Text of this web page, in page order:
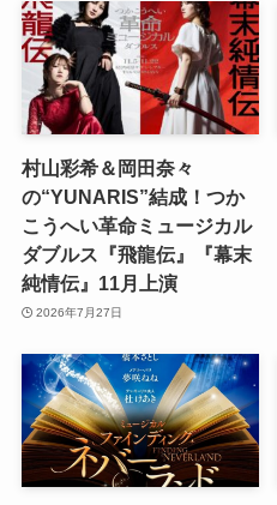
村山彩希＆岡田奈々
の“YUNARIS”結成！つか
こうへい革命ミュージカル
ダブルス『飛龍伝』『幕末
純情伝』11月上演
2026年7月27日